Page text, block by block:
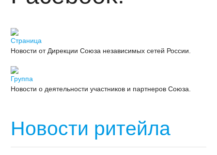
Страница
Новости от Дирекции Союза независимых сетей России.
Группа
Новости о деятельности участников и партнеров Союза.
Новости ритейла